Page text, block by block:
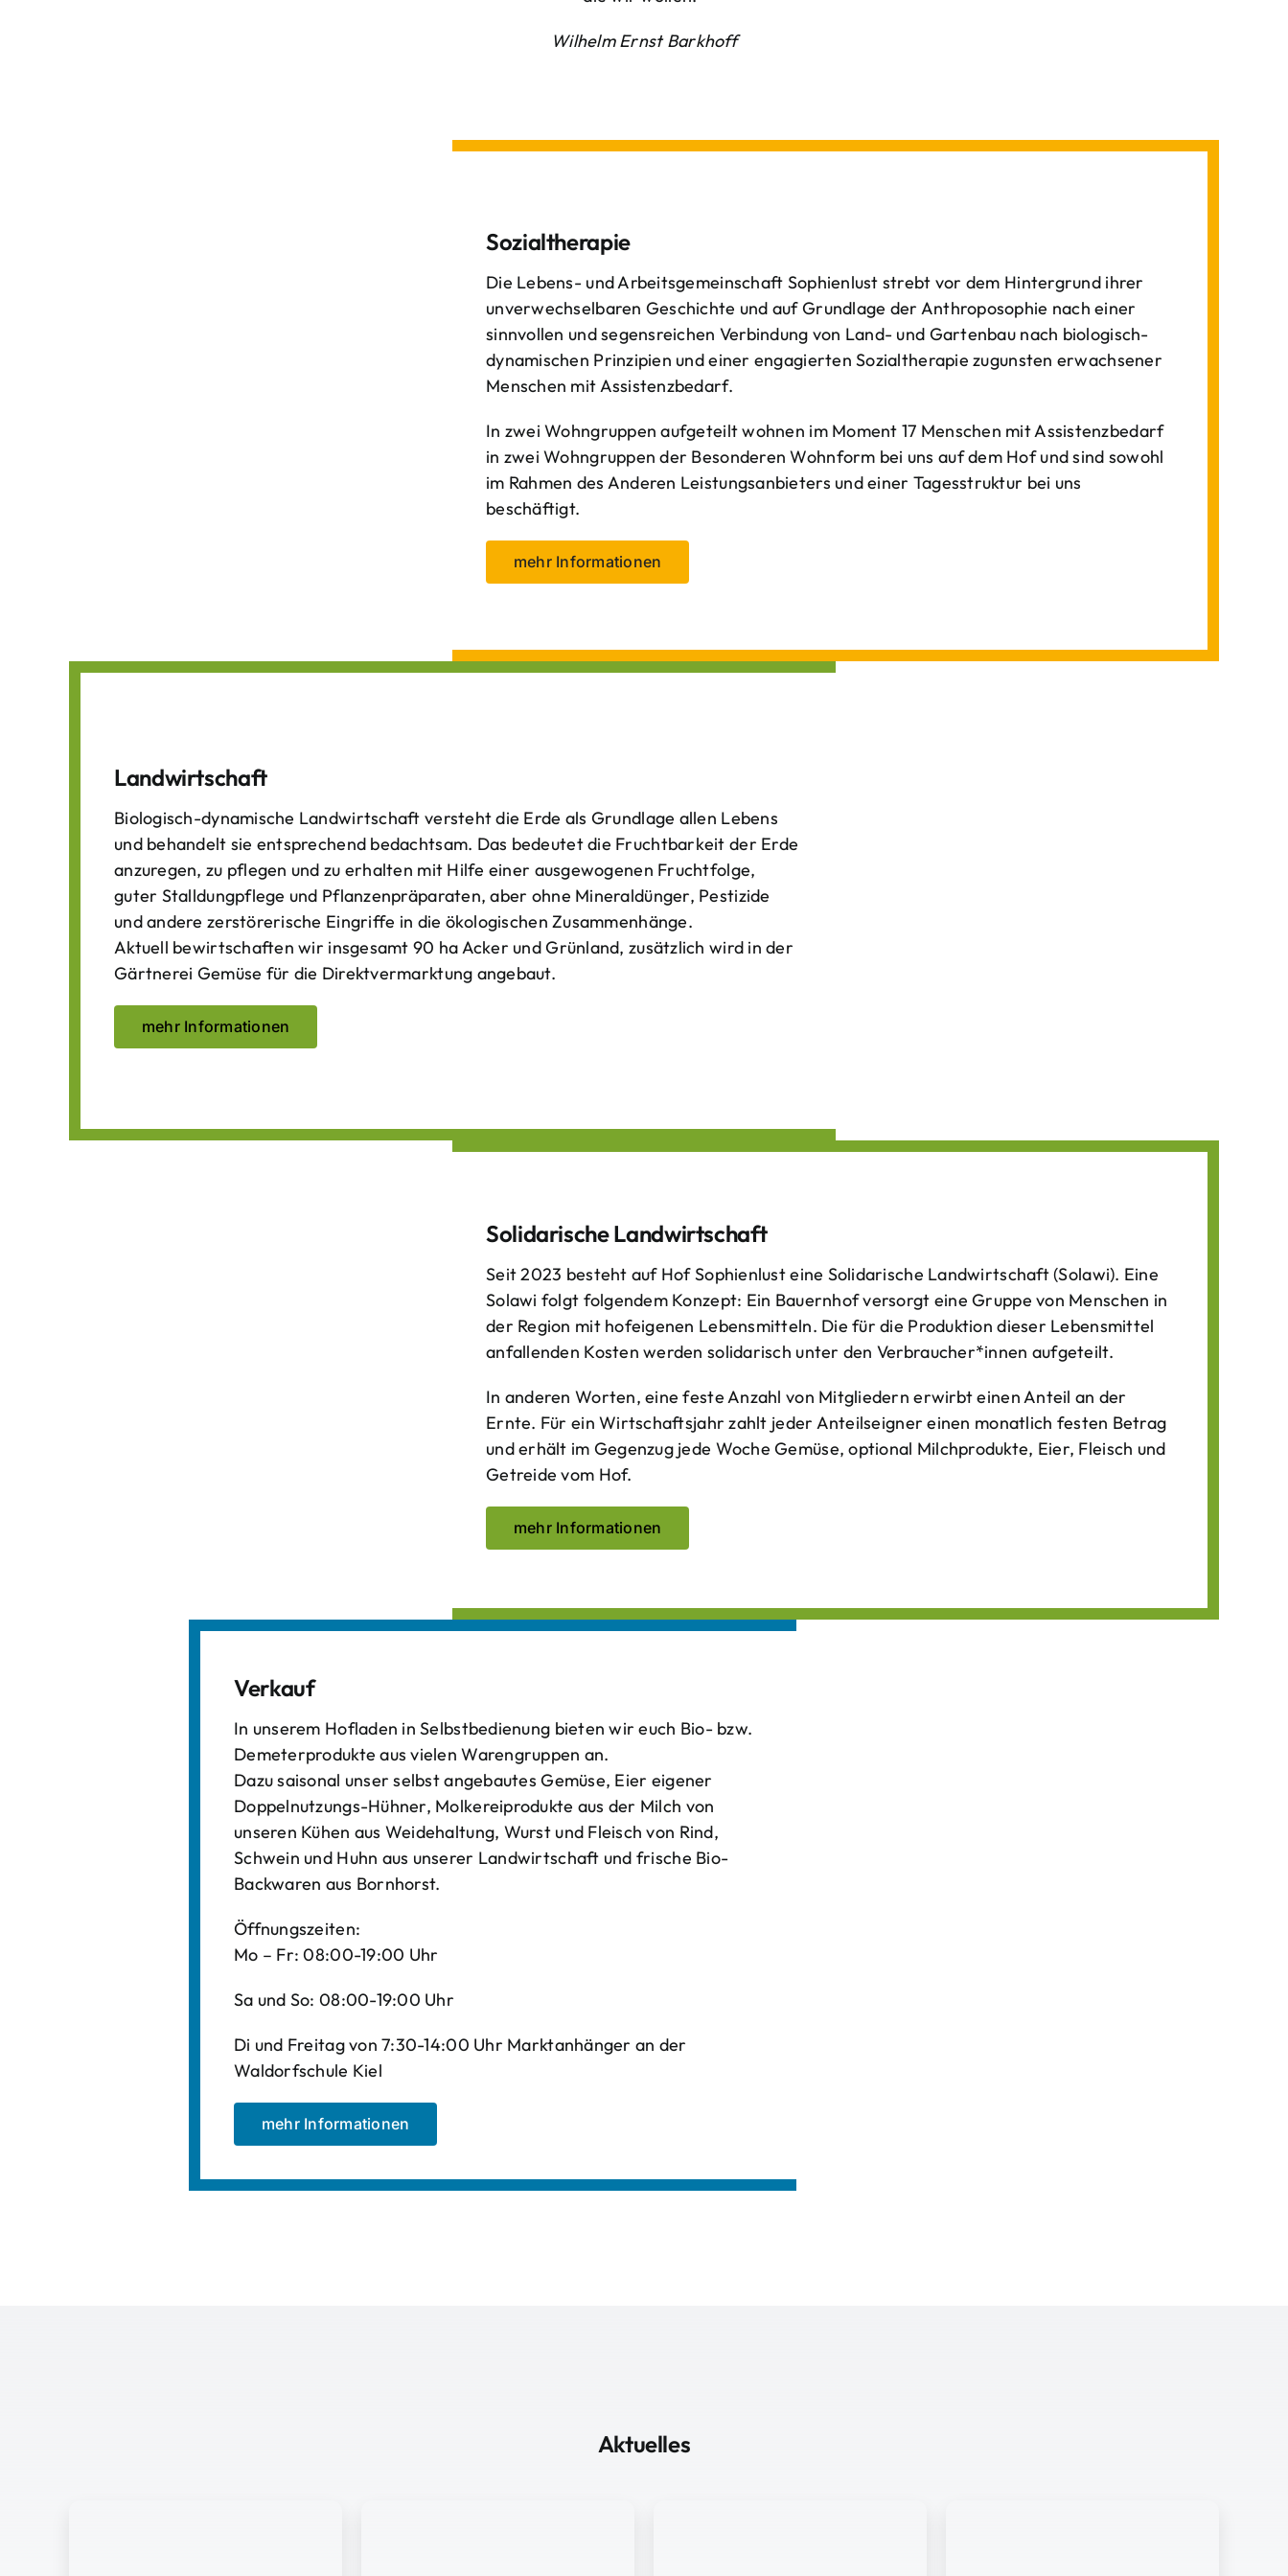
Wilhelm Ernst Barkhoff
Sozialtherapie
Die Lebens- und Arbeitsgemeinschaft Sophienlust strebt vor dem Hintergrund ihrer
unverwechselbaren Geschichte und auf Grundlage der Anthroposophie nach einer
sinnvollen und segensreichen Verbindung von Land- und Gartenbau nach biologisch-
dynamischen Prinzipien und einer engagierten Sozialtherapie zugunsten erwachsener
Menschen mit Assistenzbedarf.
In zwei Wohngruppen aufgeteilt wohnen im Moment 17 Menschen mit Assistenzbedarf
in zwei Wohngruppen der Besonderen Wohnform bei uns auf dem Hof und sind sowohl
im Rahmen des Anderen Leistungsanbieters und einer Tagesstruktur bei uns
beschäftigt.
mehr Informationen
Landwirtschaft
Biologisch-dynamische Landwirtschaft versteht die Erde als Grundlage allen Lebens
und behandelt sie entsprechend bedachtsam. Das bedeutet die Fruchtbarkeit der Erde
anzuregen, zu pflegen und zu erhalten mit Hilfe einer ausgewogenen Fruchtfolge,
guter Stalldungpflege und Pflanzenpräparaten, aber ohne Mineraldünger, Pestizide
und andere zerstörerische Eingriffe in die ökologischen Zusammenhänge.
Aktuell bewirtschaften wir insgesamt 90 ha Acker und Grünland, zusätzlich wird in der
Gärtnerei Gemüse für die Direktvermarktung angebaut.
mehr Informationen
Solidarische Landwirtschaft
Seit 2023 besteht auf Hof Sophienlust eine Solidarische Landwirtschaft (Solawi). Eine
Solawi folgt folgendem Konzept: Ein Bauern­hof versorgt eine Gruppe von Menschen in
der Region mit hof­eigenen Lebens­mitteln. Die für die Produktion dieser Lebens­mittel
anfallenden Kosten werden solidarisch unter den Verbraucher*­innen aufgeteilt.
In anderen Worten, eine feste Anzahl von Mitgliedern erwirbt einen Anteil an der
Ernte. Für ein Wirtschaftsjahr zahlt jeder Anteilseigner einen monatlich festen Betrag
und erhält im Gegenzug jede Woche Gemüse, optional Milchprodukte, Eier, Fleisch und
Getreide vom Hof.
mehr Informationen
Verkauf
In unserem Hofladen in Selbstbedienung bieten wir euch Bio- bzw.
Demeterprodukte aus vielen Warengruppen an.
Dazu saisonal unser selbst angebautes Gemüse, Eier eigener
Doppelnutzungs-Hühner, Molkereiprodukte aus der Milch von
unseren Kühen aus Weidehaltung, Wurst und Fleisch von Rind,
Schwein und Huhn aus unserer Landwirtschaft und frische Bio-
Backwaren aus Bornhorst.
Öffnungszeiten:
Mo – Fr: 08:00-19:00 Uhr
Sa und So: 08:00-19:00 Uhr
Di und Freitag von 7:30-14:00 Uhr Marktanhänger an der
Waldorfschule Kiel
mehr Informationen
Aktuelles